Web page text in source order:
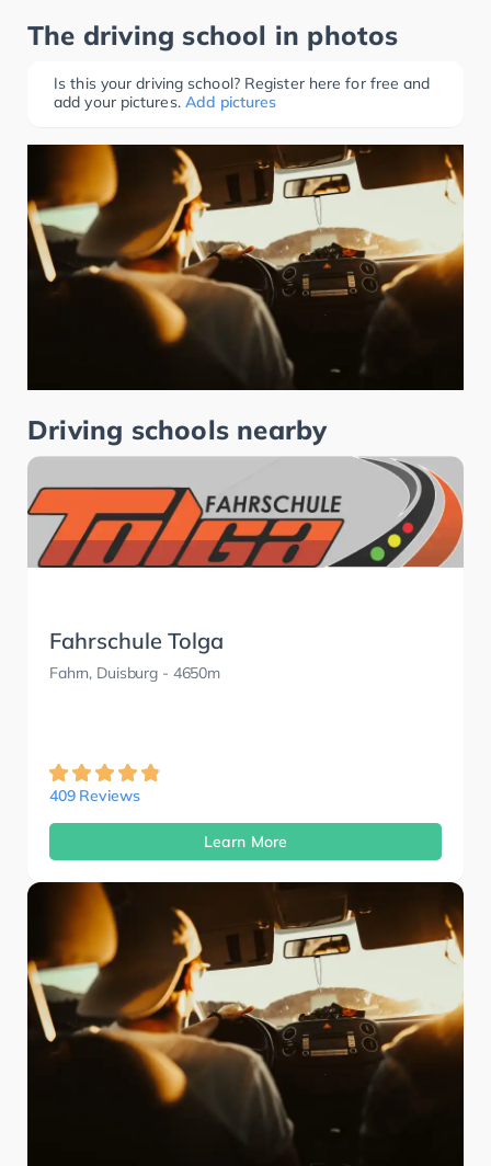
The driving school in photos
Is this your driving school? Register here for free and
add your pictures. Add pictures
Driving schools nearby
Fahrschule Tolga
Fahrn, Duisburg - 4650m
409 Reviews
Learn More